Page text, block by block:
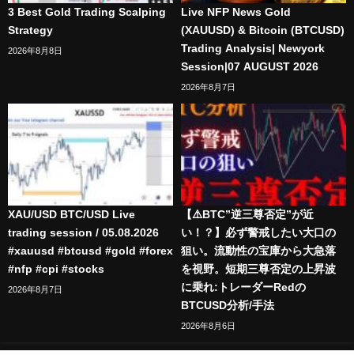
3 Best Gold Trading Scalping
Strategy
2026年8月8日
Live NFP News Gold
(XAUUSD) & Bitcoin (BTCUSD)
Trading Analysis| Newyork
Session|07 AUGUST 2026
2026年8月7日
XAU/USD BTC/USD Live
trading session / 05.08.2026
#xauusd #btcusd #gold #forex
#nfp #cpi #stocks
2026年8月7日
【⚠️BTC”逆三尊否定”が近
い！？】必ず警戒したい大口の
狙い。流動性の宝庫から大急落
を視野。短期三尊否定の上昇波
に乗れ:トレーダーRedの
BTCUSD分析/手法
2026年8月6日